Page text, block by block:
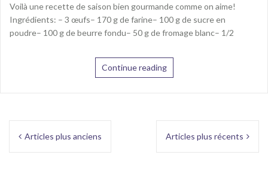
Voilà une recette de saison bien gourmande comme on aime!
Ingrédients: – 3 œufs– 170 g de farine– 100 g de sucre en
poudre– 100 g de beurre fondu– 50 g de fromage blanc– 1/2
Continue reading
Navigation
des
Articles plus anciens Articles plus récents